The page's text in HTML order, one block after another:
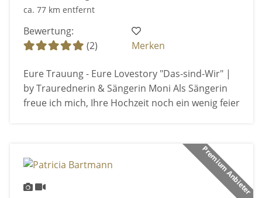
ca. 77 km entfernt
Bewertung:
(2)
Merken
Eure Trauung - Eure Lovestory "Das-sind-Wir" |
by Traurednerin & Sängerin Moni Als Sängerin
freue ich mich, Ihre Hochzeit noch ein wenig feier
Premium Anbieter